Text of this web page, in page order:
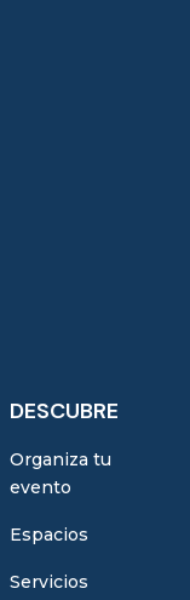
DESCUBRE
Organiza tu
evento
Espacios
Servicios